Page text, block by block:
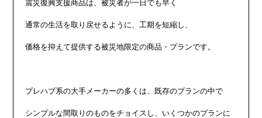
震災復興支援商品は、被災者が一日でも早く
通常の生活を取り戻せるように、工期を短縮し、
価格を抑えて提供する被災地限定の商品・プランです。
プレハブ系の大手メーカーの多くは、既存のプランの中で
シンプルな間取りのものをチョイスし、いくつかのプランに